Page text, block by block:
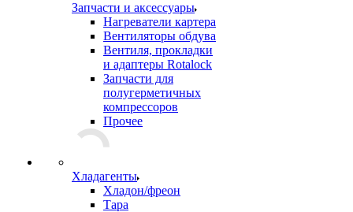
Запчасти и аксессуары
Нагреватели картера
Вентиляторы обдува
Вентиля, прокладки
и адаптеры Rotalock
Запчасти для
полугерметичных
компрессоров
Прочее
Хладагенты
Хладон/фреон
Тара